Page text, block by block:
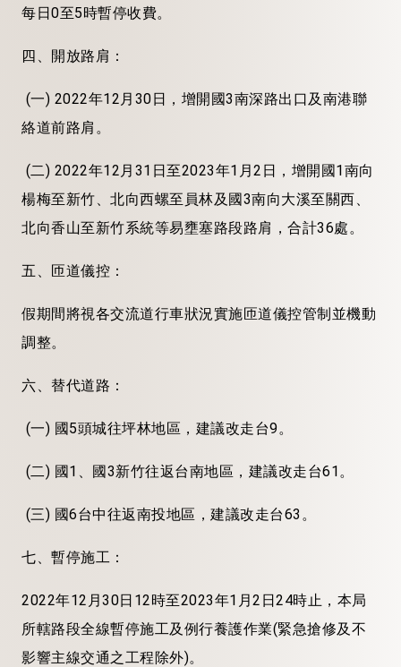
每日0至5時暫停收費。
四、開放路肩：
(一) 2022年12月30日，增開國3南深路出口及南港聯
絡道前路肩。
(二) 2022年12月31日至2023年1月2日，增開國1南向
楊梅至新竹、北向西螺至員林及國3南向大溪至關西、
北向香山至新竹系統等易壅塞路段路肩，合計36處。
五、匝道儀控：
假期間將視各交流道行車狀況實施匝道儀控管制並機動
調整。
六、替代道路：
(一) 國5頭城往坪林地區，建議改走台9。
(二) 國1、國3新竹往返台南地區，建議改走台61。
(三) 國6台中往返南投地區，建議改走台63。
七、暫停施工：
2022年12月30日12時至2023年1月2日24時止，本局
所轄路段全線暫停施工及例行養護作業(緊急搶修及不
影響主線交通之工程除外)。